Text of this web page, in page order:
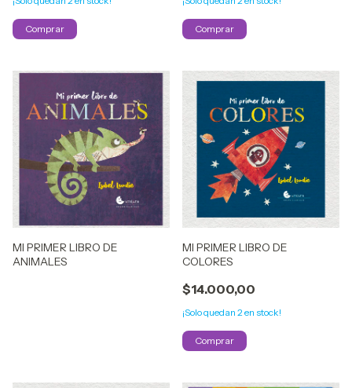
MI PRIMER LIBRO DE
ANIMALES
MI PRIMER LIBRO DE
COLORES
$14.000,00
¡Solo quedan 2 en stock!